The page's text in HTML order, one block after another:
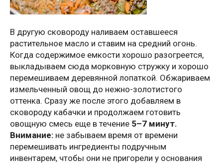
В другую сковороду наливаем оставшееся
растительное масло и ставим на средний огонь.
Когда содержимое емкости хорошо разогреется,
выкладываем сюда морковную стружку и хорошо
перемешиваем деревянной лопаткой. Обжариваем
измельченный овощ до нежно-золотистого
оттенка. Сразу же после этого добавляем в
сковороду кабачки и продолжаем готовить
овощную смесь еще в течение 5–7 минут.
Внимание: не забываем время от времени
перемешивать ингредиенты подручным
инвентарем, чтобы они не пригорели у основания